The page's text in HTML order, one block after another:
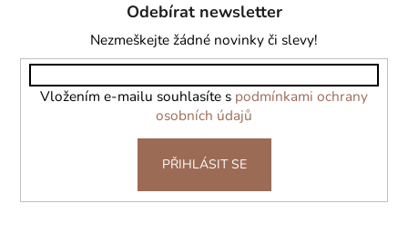
Odebírat newsletter
Nezmeškejte žádné novinky či slevy!
Vložením e-mailu souhlasíte s podmínkami ochrany
osobních údajů
PŘIHLÁSIT SE